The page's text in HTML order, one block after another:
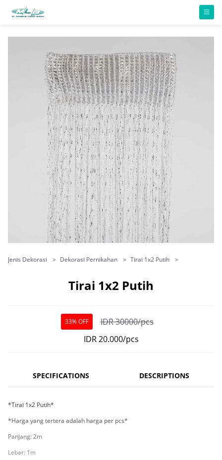
Jenis Dekorasi Dekorasi Pernikahan Tirai 1x2 Putih
Tirai 1x2 Putih
33% OFF
IDR 30000/pcs
IDR 20.000/pcs
SPECIFICATIONS
*Tirai 1x2 Putih*
*Harga yang tertera adalah harga per pcs*
Panjang: 2m
Lebar: 1m
DESCRIPTIONS